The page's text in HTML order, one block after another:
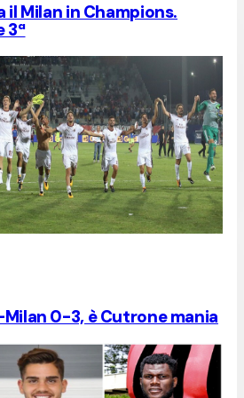
il Milan in Champions.
3ª
0-3, è Cutrone mania